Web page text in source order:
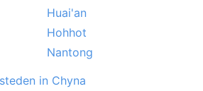
Huai'an
Hohhot
Nantong
in Chyna